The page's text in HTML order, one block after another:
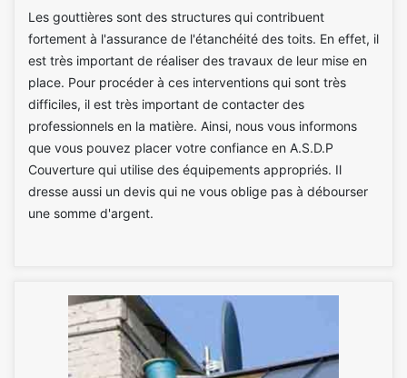
Les gouttières sont des structures qui contribuent
fortement à l'assurance de l'étanchéité des toits. En effet, il
est très important de réaliser des travaux de leur mise en
place. Pour procéder à ces interventions qui sont très
difficiles, il est très important de contacter des
professionnels en la matière. Ainsi, nous vous informons
que vous pouvez placer votre confiance en A.S.D.P
Couverture qui utilise des équipements appropriés. Il
dresse aussi un devis qui ne vous oblige pas à débourser
une somme d'argent.